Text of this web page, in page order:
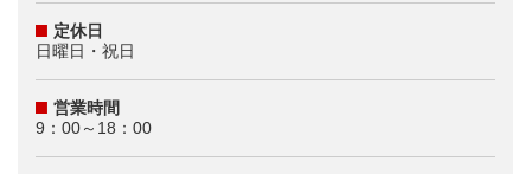
定休日
日曜日・祝日
営業時間
9：00～18：00